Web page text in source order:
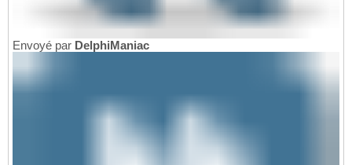
Envoyé par DelphiManiac